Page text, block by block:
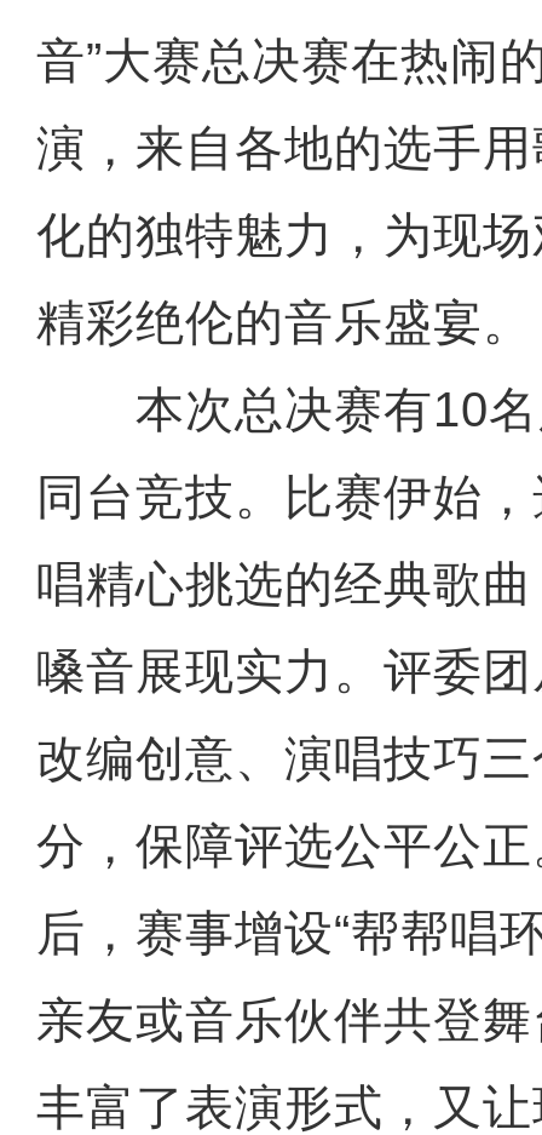
音”大赛总决赛在热闹
演，来自各地的选手
化的独特魅力，为现
精彩绝伦的音乐盛宴。
本次总决赛有10名
同台竞技。比赛伊始
唱精心挑选的经典歌
嗓音展现实力。评委
改编创意、演唱技巧
分，保障评选公平公
后，赛事增设“帮帮唱
亲友或音乐伙伴共登
丰富了表演形式，又